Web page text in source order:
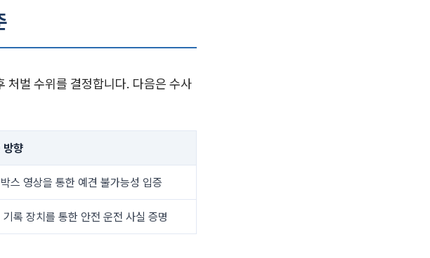
처벌 수위를 결정합니다. 다음은 수사
방향
스 영상을 통한 예견 불가능성 입증
기록 장치를 통한 안전 운전 사실 증명